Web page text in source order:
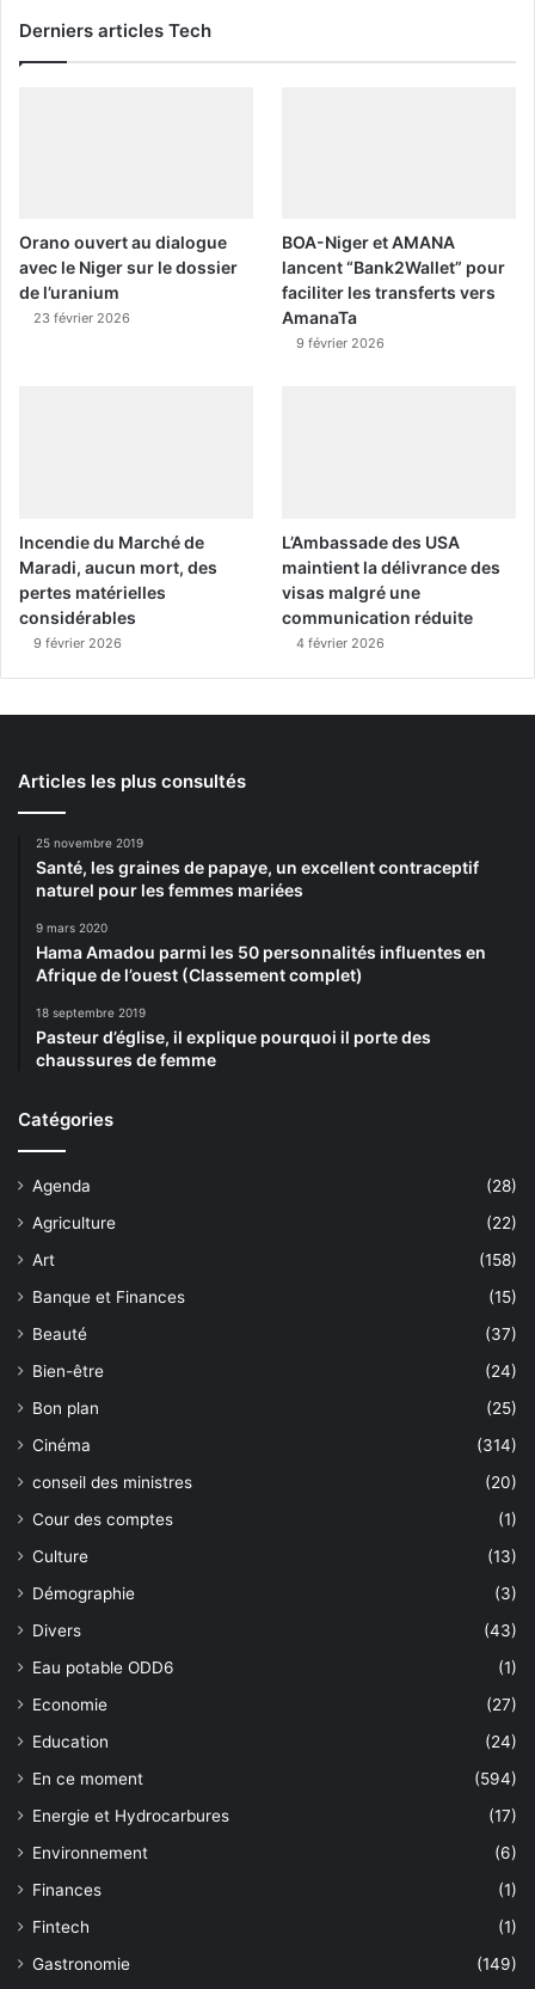
Derniers articles Tech
Orano ouvert au dialogue
avec le Niger sur le dossier
de l’uranium
23 février 2026
BOA-Niger et AMANA
lancent “Bank2Wallet” pour
faciliter les transferts vers
AmanaTa
9 février 2026
Incendie du Marché de
Maradi, aucun mort, des
pertes matérielles
considérables
9 février 2026
L’Ambassade des USA
maintient la délivrance des
visas malgré une
communication réduite
4 février 2026
Articles les plus consultés
25 novembre 2019
Santé, les graines de papaye, un excellent contraceptif
naturel pour les femmes mariées
9 mars 2020
Hama Amadou parmi les 50 personnalités influentes en
Afrique de l’ouest (Classement complet)
18 septembre 2019
Pasteur d’église, il explique pourquoi il porte des
chaussures de femme
Catégories
Agenda
(28)
Agriculture
(22)
Art
(158)
Banque et Finances
(15)
Beauté
(37)
Bien-être
(24)
Bon plan
(25)
Cinéma
(314)
conseil des ministres
(20)
Cour des comptes
(1)
Culture
(13)
Démographie
(3)
Divers
(43)
Eau potable ODD6
(1)
Economie
(27)
Education
(24)
En ce moment
(594)
Energie et Hydrocarbures
(17)
Environnement
(6)
Finances
(1)
Fintech
(1)
Gastronomie
(149)